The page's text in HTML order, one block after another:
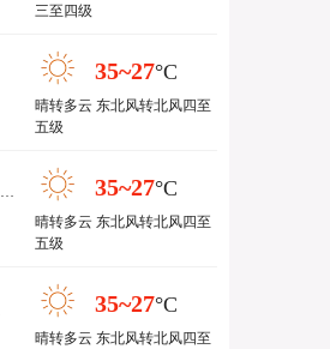
三至四级
35~27°C
晴转多云 东北风转北风四至
五级
南京堂子街太平天国壁画
35~27°C
晴转多云 东北风转北风四至
五级
35~27°C
晴转多云 东北风转北风四至